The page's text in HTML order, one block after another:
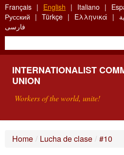
Skip
to
main
content
Français English Italiano
Русский
Türkçe Ελληνικά
فارسی
INTERNATIONALIST
UNION
Workers of the world, unite!
Home / Lucha de clase / #10